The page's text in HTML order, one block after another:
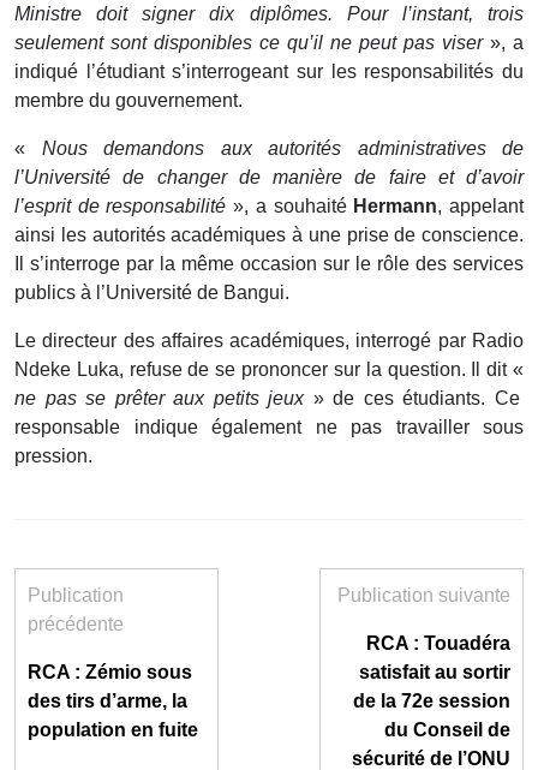
Ministre doit signer dix diplômes. Pour l’instant, trois
seulement sont disponibles ce qu’il ne peut pas viser», a
indiqué l’étudiant s’interrogeant sur les responsabilités du
membre du gouvernement.
« Nous demandons aux autorités administratives de
l’Université de changer de manière de faire et d’avoir
l’esprit de responsabilité », a souhaité Hermann, appelant
ainsi les autorités académiques à une prise de conscience.
Il s’interroge par la même occasion sur le rôle des services
publics à l’Université de Bangui.
Le directeur des affaires académiques, interrogé par Radio
Ndeke Luka, refuse de se prononcer sur la question. Il dit «
ne pas se prêter aux petits jeux» de ces étudiants. Ce
responsable indique également ne pas travailler sous
pression.
Publication
précédente
RCA : Zémio sous
des tirs d’arme, la
population en fuite
Publication suivante
RCA : Touadéra
satisfait au sortir
de la 72e session
du Conseil de
sécurité de l’ONU